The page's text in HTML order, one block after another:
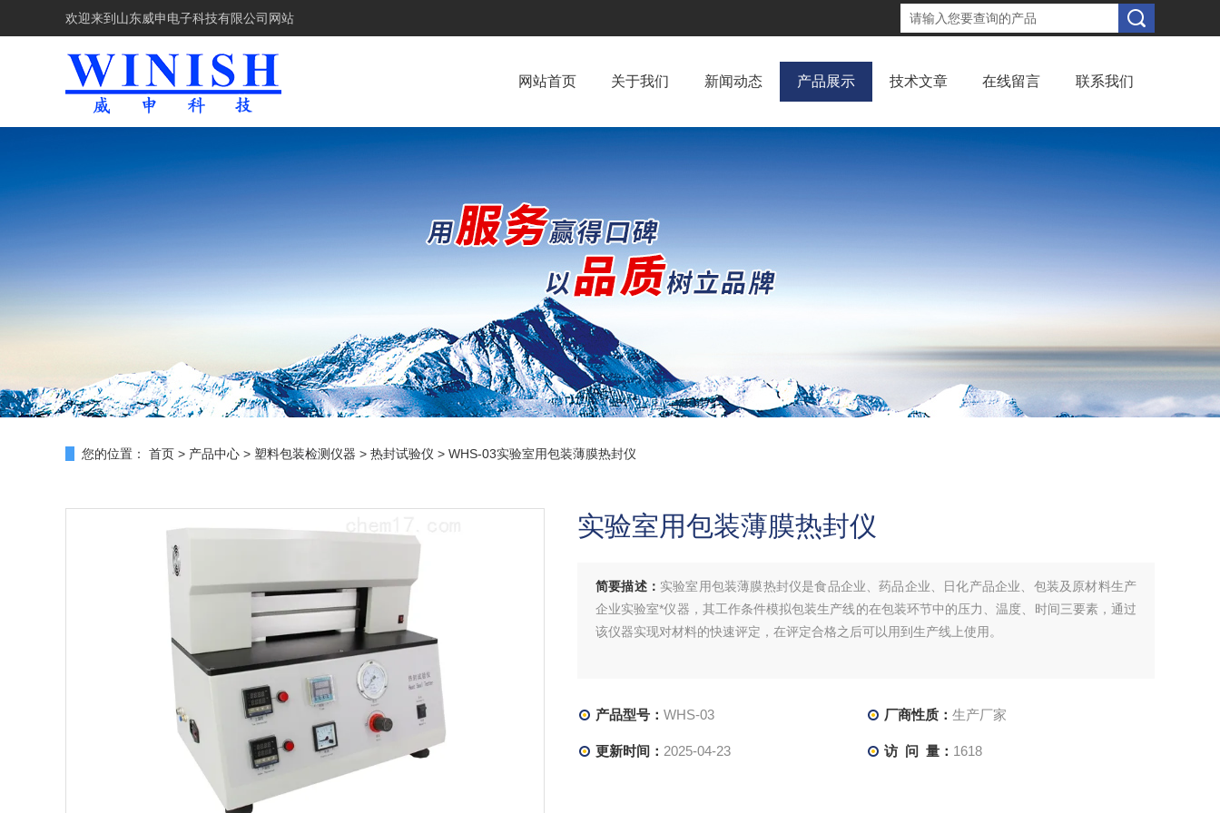
欢迎来到 山东威申电子科技有限公司网站
网站首页 关于我们 新闻动态 产品展示 技术文章 在线留言 联系我们
您的位置： 首页 > 产品中心 > 塑料包装检测仪器 > 热封试验仪 > WHS-03实验室用包装薄膜热封仪
实验室用包装薄膜热封仪
简要描述： 实验室用包装薄膜热封仪是食品企业、药品企业、日化产品企业、包装及原材料生产
企业实验室*仪器，其工作条件模拟包装生产线的在包装环节中的压力、温度、时间三要素，通过
该仪器实现对材料的快速评定，在评定合格之后可以用到生产线上使用。
产品型号： WHS-03 厂商性质： 生产厂家
更新时间： 2025-04-23 访 问 量： 1618